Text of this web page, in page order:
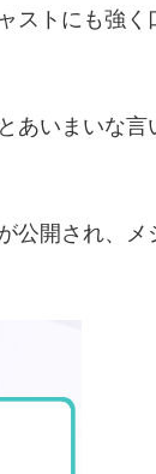
ストにも強
あいまいな
公開され、